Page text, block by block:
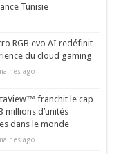
Tunisie
RGB evo AI redéfinit
du cloud gaming
ago
franchit le cap
millions d’unités
dans le monde
ago